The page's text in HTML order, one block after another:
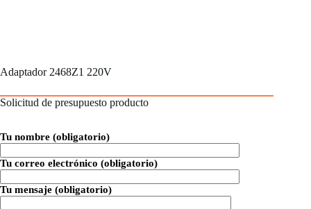
Adaptador 2468Z1 220V
Solicitud de presupuesto producto
Tu nombre (obligatorio)
Tu correo electrónico (obligatorio)
Tu mensaje (obligatorio)